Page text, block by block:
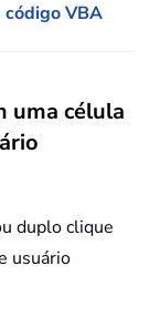
código VBA
uma célula
duplo clique
usuário